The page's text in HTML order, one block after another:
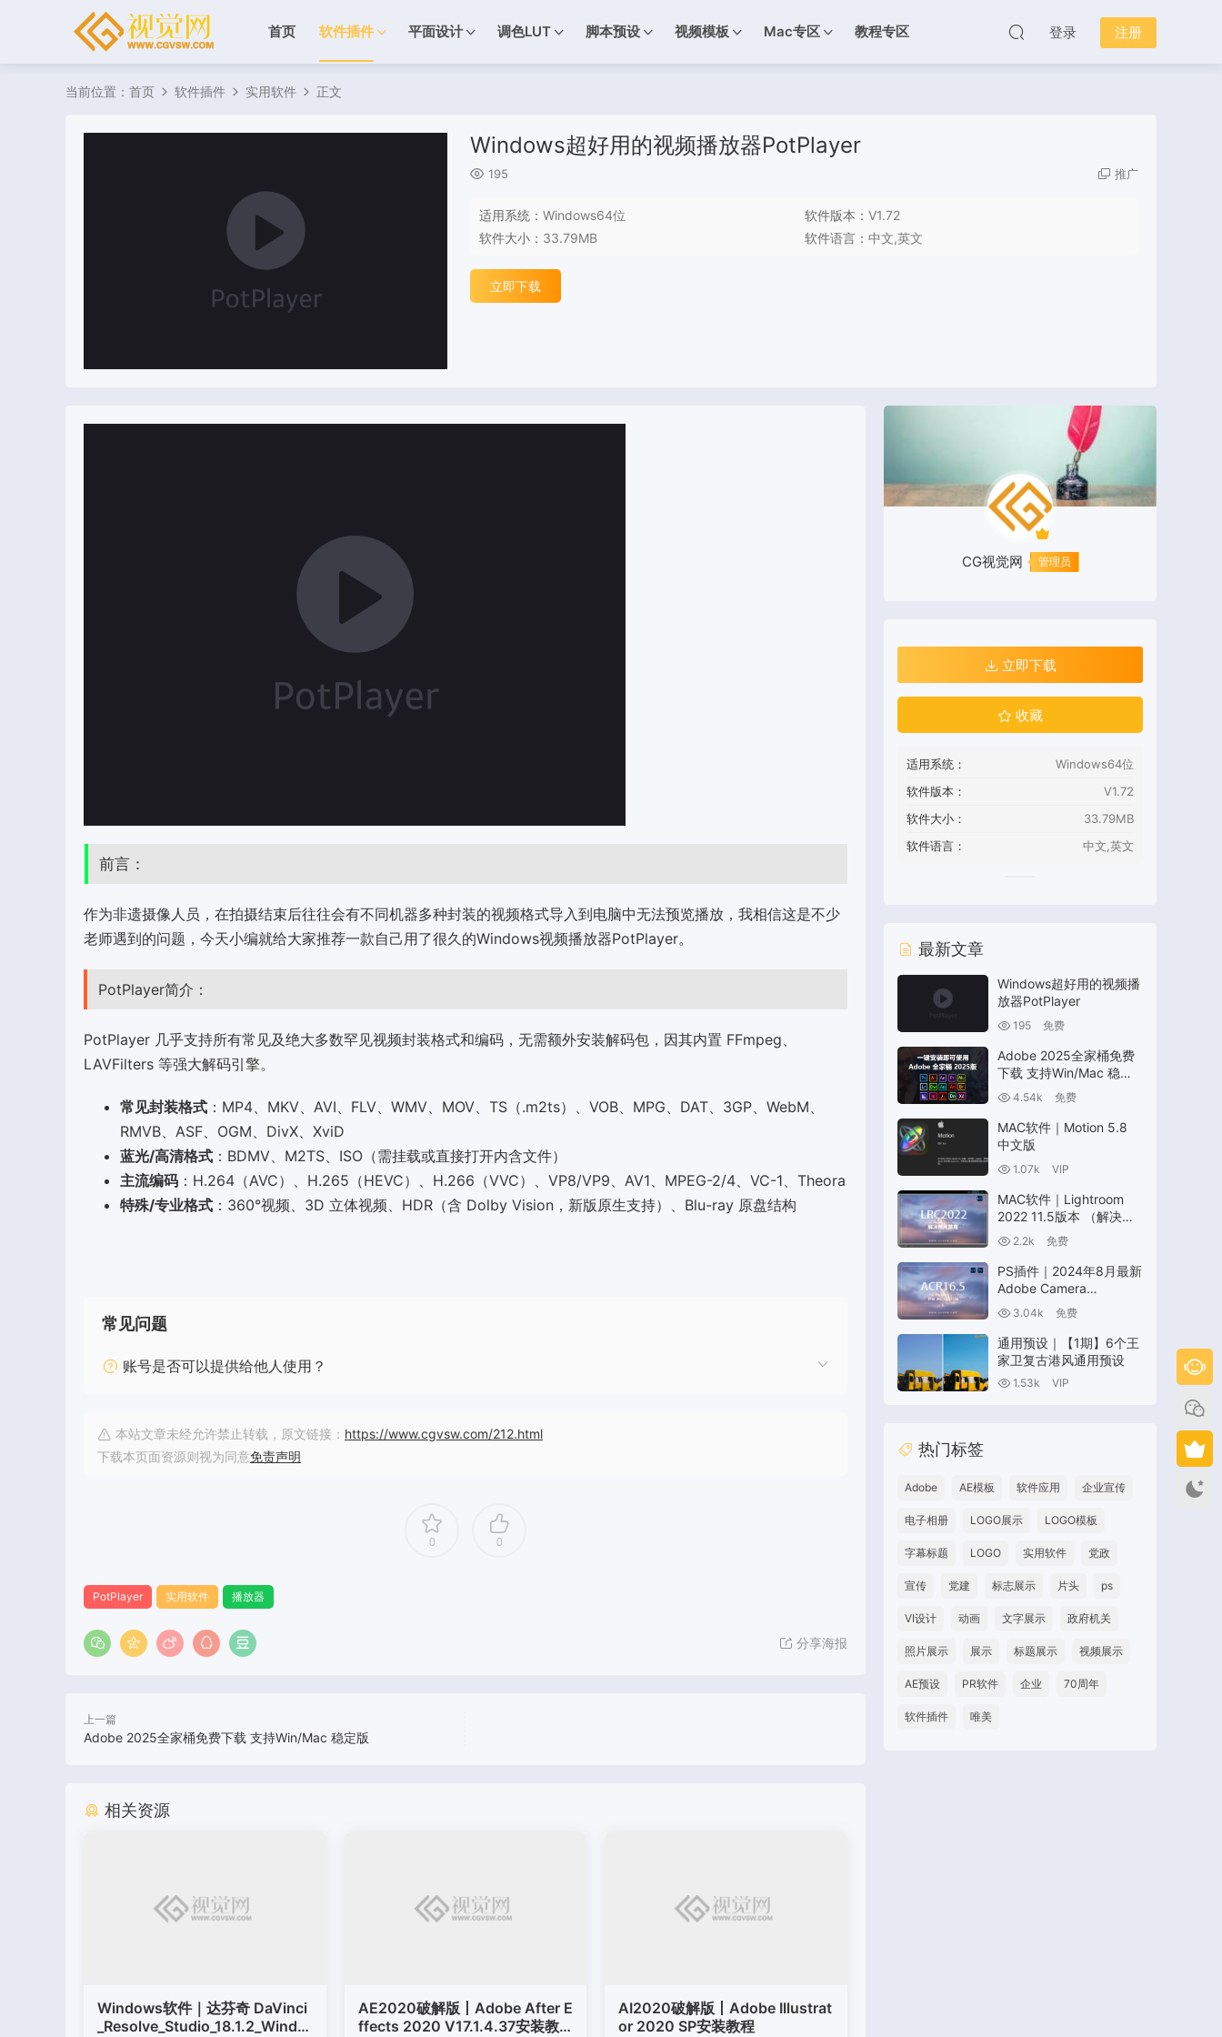
首页 软件插件 平面设计 调色LUT 脚本预设 视频模板 Mac专区 教程专区 登录 注册
当前位置： 首页 软件插件 实用软件 正文
Windows超好用的视频播放器PotPlayer
195 推广
适用系统： Windows64位 软件版本： V1.72
软件大小： 33.79MB 软件语言： 中文,英文
立即下载
前言：
作为非遗摄像人员，在拍摄结束后往往会有不同机器多种封装的视频格式导入到电脑中无法预览播放，我相信这是不少
老师遇到的问题，今天小编就给大家推荐一款自己用了很久的Windows视频播放器PotPlayer。
PotPlayer简介：
PotPlayer 几乎支持所有常见及绝大多数罕见视频封装格式和编码，无需额外安装解码包，因其内置 FFmpeg、
LAVFilters 等强大解码引擎。‌‌
常见封装格式 ‌：MP4、MKV、AVI、FLV、WMV、MOV、TS（.m2ts）、VOB、MPG、DAT、3GP、WebM、
RMVB、ASF、OGM、DivX、XviD
蓝光/高清格式 ‌：BDMV、M2TS、ISO（需挂载或直接打开内含文件）
主流编码 ‌：H.264（AVC）、H.265（HEVC）、H.266（VVC）、VP8/VP9、AV1、MPEG-2/4、VC-1、Theora
特殊/专业格式 ‌：360°视频、3D 立体视频、HDR（含 Dolby Vision，新版原生支持）、Blu-ray 原盘结构 ‌‌
常见问题
账号是否可以提供给他人使用？
本站文章未经允许禁止转载，原文链接： https://www.cgvsw.com/212.html
下载本页面资源则视为同意免责声明
0 0
PotPlayer 实用软件 播放器
分享海报
上一篇
Adobe 2025全家桶免费下载 支持Win/Mac 稳定版
相关资源
Windows软件｜达芬奇 DaVinci
_Resolve_Studio_18.1.2_Windo
AE2020破解版丨Adobe After E
ffects 2020 V17.1.4.37安装教
AI2020破解版丨Adobe Illustrat
or 2020 SP安装教程
CG视觉网 管理员
立即下载
收藏
适用系统：
Windows64位
软件版本：
V1.72
软件大小：
33.79MB
软件语言：
中文,英文
最新文章
Windows超好用的视频播
放器PotPlayer
195 免费
Adobe 2025全家桶免费
下载 支持Win/Mac 稳定
版 4.54k 免费
MAC软件｜Motion 5.8
中文版
1.07k VIP
MAC软件｜Lightroom
2022 11.5版本 （解决照
片模块禁用问题）
2.2k 免费
PS插件｜2024年8月最新
Adobe Camera
Raw(ACR16.5)支持
Win/Mac
3.04k 免费
通用预设｜【1期】6个王
家卫复古港风通用预设
1.53k VIP
热门标签
Adobe AE模板 软件应用 企业宣传
电子相册 LOGO展示 LOGO模板
字幕标题 LOGO 实用软件 党政
宣传 党建 标志展示 片头 ps
VI设计 动画 文字展示 政府机关
照片展示 展示 标题展示 视频展示
AE预设 PR软件 企业 70周年
软件插件 唯美